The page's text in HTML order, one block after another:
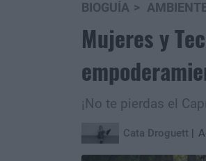
BIOGUÍA
Mujeres y
¡No te pierdas el
Cata Droguett